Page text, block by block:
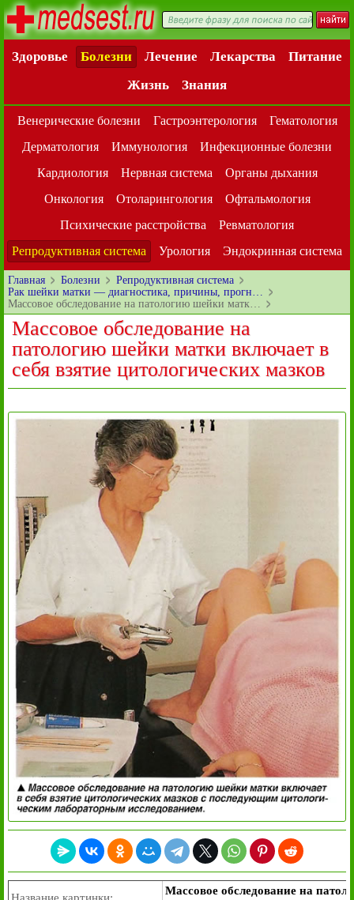
Здоровье Болезни Лечение Лекарства
Питание
Жизнь
Знания
Венерические болезни Гастроэнтерология
Гематология
Дерматология
Иммунология
Инфекционные болезни
Кардиология
Нервная система
Органы дыхания
Онкология
Отоларингология
Офтальмология
Психические расстройства
Ревматология
Репродуктивная система
Урология Эндокринная система
Главная Болезни
Репродуктивная система
Рак шейки матки — диагностика, причины, прогн…
Массовое обследование на патологию шейки матк…
Массовое обследование на
патологию шейки матки включает в
себя взятие цитологических мазков
Массовое обследование на